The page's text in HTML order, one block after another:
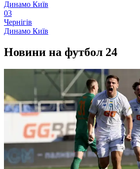
Динамо Київ
03
Чернігів
Динамо Київ
Новини на футбол 24